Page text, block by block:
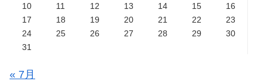
10
11 12 13 14 15
16
17
18 19 20 21 22
23
24
25 26 27 28 29
30
31
« 7月